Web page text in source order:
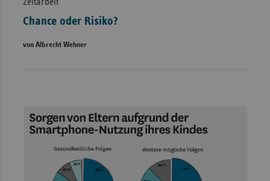
Zeitarbeit
Chance oder Risiko?
von Albrecht Wehner